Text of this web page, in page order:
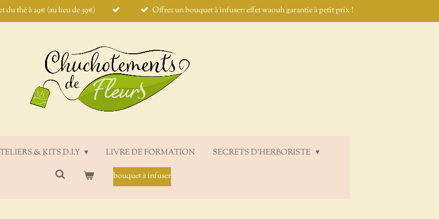
thé à 29€ (au lieu de 39€) Offrez un bouquet à infuser: effet waouh garantie à petit prix !
& KITS D.I.Y LIVRE DE FORMATION SECRETS D'HERBORISTE
bouquet à infuser